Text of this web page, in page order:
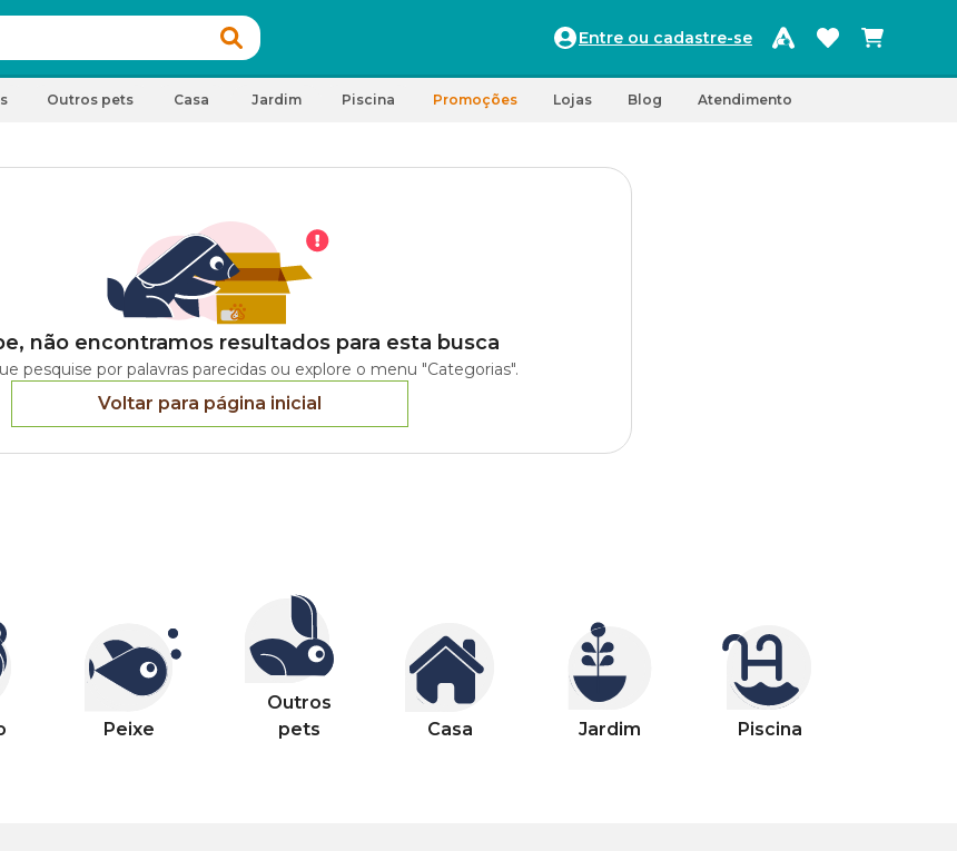
Entre ou cadastre-se
Outros pets Casa Jardim Piscina Promoções Lojas Blog Atendimento
não encontramos resultados para esta busca
pesquise por palavras parecidas ou explore o menu "Categorias".
Voltar para página inicial
Peixe
Outros
pets
Casa Jardim Piscina